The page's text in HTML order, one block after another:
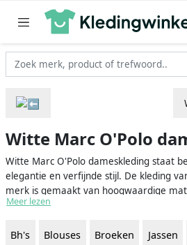
Witte Marc O'Polo
Witte Marc O'Polo dameskleding staat
elegantie en verfijnde stijl. De kleding
merk is gemaakt van hoogwaardige
de moderne vrouw in gedachten. Of je
bij Marc O'Polo vind je altijd een breed
Meer lezen
Bh's Blouses Broeken Jassen